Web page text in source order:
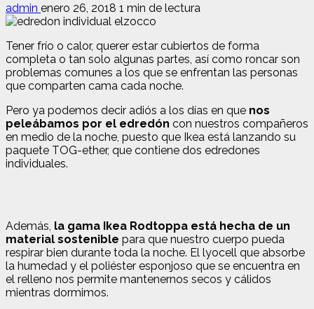
admin enero 26, 2018 1 min de lectura
Tener frío o calor, querer estar cubiertos de forma
completa o tan solo algunas partes, así como roncar son
problemas comunes a los que se enfrentan las personas
que comparten cama cada noche.
Pero ya podemos decir adiós a los días en que nos
peleábamos por el edredón con nuestros compañeros
en medio de la noche, puesto que Ikea está lanzando su
paquete TOG-ether, que contiene dos edredones
individuales.
Además, la gama Ikea Rodtoppa está hecha de un
material sostenible para que nuestro cuerpo pueda
respirar bien durante toda la noche. El lyocell que absorbe
la humedad y el poliéster esponjoso que se encuentra en
el relleno nos permite mantenernos secos y cálidos
mientras dormimos.